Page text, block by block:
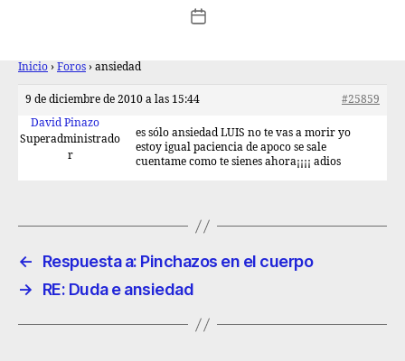
Inicio › Foros › ansiedad
9 de diciembre de 2010 a las 15:44
#25859
David Pinazo
Superadministrado
r
es sólo ansiedad LUIS no te vas a morir yo
estoy igual paciencia de apoco se sale
cuentame como te sienes ahora¡¡¡¡ adios
←
Respuesta a: Pinchazos en el cuerpo
→
RE: Duda e ansiedad